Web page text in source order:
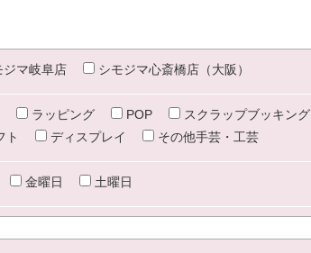
ジマ岐阜店 シモジマ心斎橋店（大阪）
ラッピング POP
スクラップブッキング
ト ディスプレイ その他手芸・工芸
金曜日 土曜日